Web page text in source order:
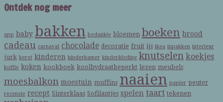
Ontdek nog meer
app baby bakken bedankje bloemen boeken brood
cadeau carnaval chocolade decoratie fruit ijs ikea inpakken interieur
jurk kerst kinderen kinderkamer kinderkleding knutselen koekjes
koffie koken kookboek koolhydraatbeperkt lezen meubels
moesbalkon moestuin muffins naaien papier peuter
recensie recept Sinterklaas Sofilantjes spelen taart tekenen